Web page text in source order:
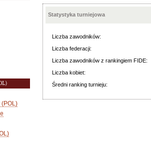
(POL)
Statystyka turniejowa
Liczba zawodników:
Liczba federacji:
Liczba zawodników z rankingiem FIDE:
Liczba kobiet:
Średni ranking turnieju: